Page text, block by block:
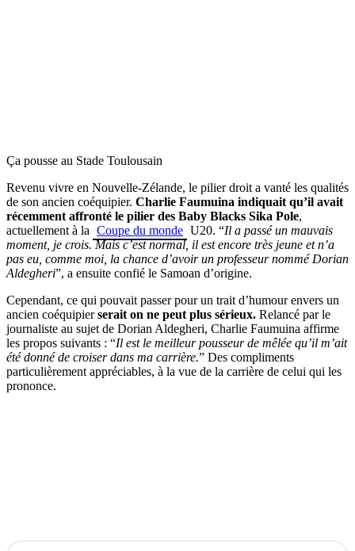
Ça pousse au Stade Toulousain
Revenu vivre en Nouvelle-Zélande, le pilier droit a vanté les qualités
de son ancien coéquipier. Charlie Faumuina indiquait qu’il avait
récemment affronté le pilier des Baby Blacks Sika Pole,
actuellement à la Coupe du monde U20. “Il a passé un mauvais
moment, je crois. Mais c’est normal, il est encore très jeune et n’a
pas eu, comme moi, la chance d’avoir un professeur nommé Dorian
Aldegheri”, a ensuite confié le Samoan d’origine.
Cependant, ce qui pouvait passer pour un trait d’humour envers un
ancien coéquipierserait on ne peut plus sérieux. Relancé par le
journaliste au sujet de Dorian Aldegheri, Charlie Faumuina affirme
les propos suivants : “Il est le meilleur pousseur de mêlée qu’il m’ait
été donné de croiser dans ma carrière.” Des compliments
particulièrement appréciables, à la vue de la carrière de celui qui les
prononce.